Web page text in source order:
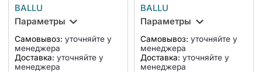
BALLU
Параметры
Самовывоз: уточняйте у
менеджера
Доставка: уточняйте у
менеджера
BALLU
Параметры
Самовывоз: уточняйте у
менеджера
Доставка: уточняйте у
менеджера